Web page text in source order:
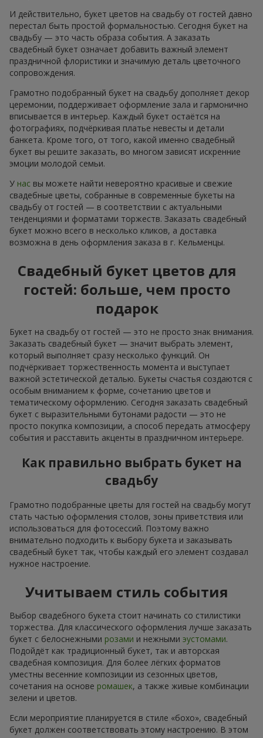
И действительно, букет цветов на свадьбу от гостей давно
перестал быть простой формальностью. Сегодня букет на
свадьбу — это часть образа события. А заказать
свадебный букет означает добавить важный элемент
праздничной флористики и значимую деталь цветочного
сопровождения.
Грамотно подобранный букет на свадьбу дополняет декор
церемонии, поддерживает оформление зала и гармонично
вписывается в интерьер. Каждый букет остаётся на
фотографиях, подчёркивая платье невесты и детали
банкета. Кроме того, от того, какой именно свадебный
букет вы решите заказать, во многом зависят искренние
эмоции молодой семьи.
У нас вы можете найти невероятно красивые и свежие
свадебные цветы, собранные в современные букеты на
свадьбу от гостей — в соответствии с актуальными
тенденциями и форматами торжеств. Заказать свадебный
букет можно всего в несколько кликов, а доставка
возможна в день оформления заказа в г. Кельменцы.
Свадебный букет цветов для
гостей: больше, чем просто
подарок
Букет на свадьбу от гостей — это не просто знак внимания.
Заказать свадебный букет — значит выбрать элемент,
который выполняет сразу несколько функций. Он
подчёркивает торжественность момента и выступает
важной эстетической деталью. Букеты счастья создаются с
особым вниманием к форме, сочетанию цветов и
тематическому оформлению. Сегодня заказать свадебный
букет с выразительными бутонами радости — это не
просто покупка композиции, а способ передать атмосферу
события и расставить акценты в праздничном интерьере.
Как правильно выбрать букет на
свадьбу
Грамотно подобранные цветы для гостей на свадьбу могут
стать частью оформления столов, зоны приветствия или
использоваться для фотосессий. Поэтому важно
внимательно подходить к выбору букета и заказывать
свадебный букет так, чтобы каждый его элемент создавал
нужное настроение.
Учитываем стиль события
Выбор свадебного букета стоит начинать со стилистики
торжества. Для классического оформления лучше заказать
букет с белоснежными розами и нежными эустомами.
Подойдёт как традиционный букет, так и авторская
свадебная композиция. Для более лёгких форматов
уместны весенние композиции из сезонных цветов,
сочетания на основе ромашек, а также живые комбинации
зелени и цветов.
Если мероприятие планируется в стиле «бохо», свадебный
букет должен соответствовать этому настроению. В этом